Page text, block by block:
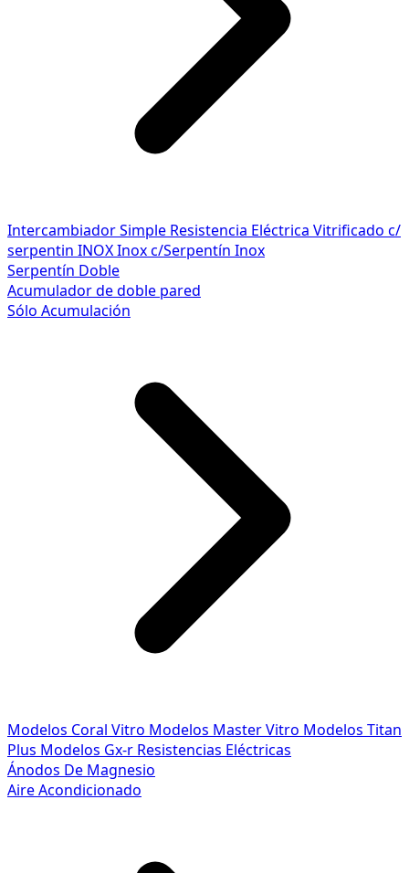
Intercambiador Simple Resistencia Eléctrica Vitrificado c/
serpentin INOXInox c/Serpentín Inox
Serpentín Doble
Acumulador de doble pared
Sólo Acumulación
Modelos Coral Vitro Modelos Master Vitro Modelos Titan
Plus Modelos Gx-r Resistencias Eléctricas
Ánodos De Magnesio
Aire Acondicionado